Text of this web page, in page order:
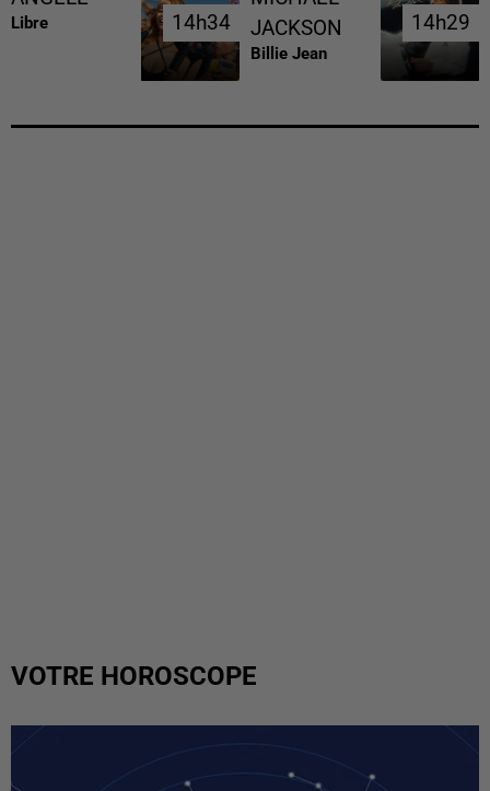
Libre 14h34
14h34
JACKSON
Billie Jean
14h29
14h29
VOTRE HOROSCOPE